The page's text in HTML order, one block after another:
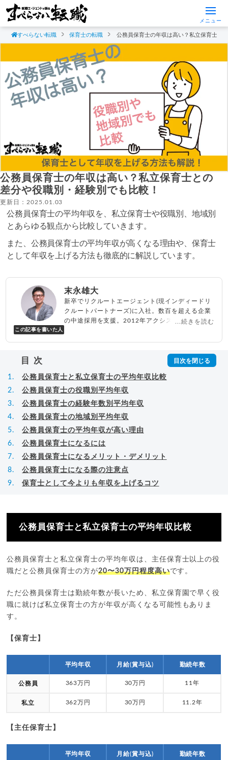
メニュー
すべらない転職 保育士の転職 公務員保育士の年収は高い？私立保育士と
公務員保育士の年収は高い？私立保育士との
差分や役職別・経験別でも比較！
更新日：2025.01.03
公務員保育士の平均年収を、私立保育士や役職別、地域別
とあらゆる観点から比較していきます。
また、公務員保育士の平均年収が高くなる理由や、保育士
として年収を上げる方法も徹底的に解説しています。
この記事を書いた人
末永雄大
新卒でリクルートエージェント(現インディードリ
クルートパートナーズ)に入社。数百を超える企業
の中途採用を支援。2012年アクシス(株)設立、代
」の総再生回数は2,000
成功する転職面接」「キャリア
ロジック」
▸詳細プロフィール（amazon
...続きを読む
目次
公務員保育士と私立保育士の平均年収比較
公務員保育士の役職別平均年収
公務員保育士の経験年数別平均年収
公務員保育士の地域別平均年収
公務員保育士の平均年収が高い理由
公務員保育士になるには
公務員保育士になるメリット・デメリット
公務員保育士になる際の注意点
保育士として今よりも年収を上げるコツ
公務員保育士と私立保育士の平均年収比較
公務員保育士と私立保育士の平均年収は、主任保育士以上の役
職だと公務員保育士の方が20〜30万円程度高いです。
ただ公務員保育士は勤続年数が長いため、私立保育園で早く役
職に就けば私立保育士の方が年収が高くなる可能性もありま
す。
【保育士】
平均年収 月給(賞与込) 勤続年数
公務員 363万円 30万円 11年
私立 362万円 30万円 11.2年
【主任保育士】
平均年収 月給(賞与込) 勤続年数